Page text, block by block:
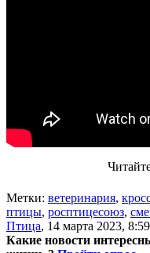
Метки: ветеринария,
птицы, росптицесоюз,
Птица, 14 марта 2023, 8:59
Какие новости